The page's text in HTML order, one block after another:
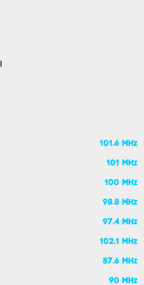
101.6 MHz
101 MHz
100 MHz
98.8 MHz
97.4 MHz
102.1 MHz
87.6 MHz
90 MHz